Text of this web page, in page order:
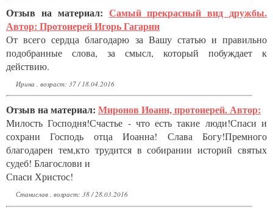
Отзыв на материал: Самый прекрасный вид дружбы.
Автор: Протоиерей Игорь Гагарин
От всего сердца благодарю за Вашу статью и правильно
подобранные слова, за смысл, который побуждает к
действию.
Ирина , возраст: 37 / 18.04.2016
Отзыв на материал: Миронов Иоанн, протоиерей. Автор:
Милость Господня!Счастье - что есть такие люди!Спаси и
сохрани Господь отца Иоанна! Слава Богу!Премного
благодарен тем,кто трудится в собирании историй святых
судеб! Благослови и
Спаси Христос!
Станислав , возраст: 38 / 28.03.2016